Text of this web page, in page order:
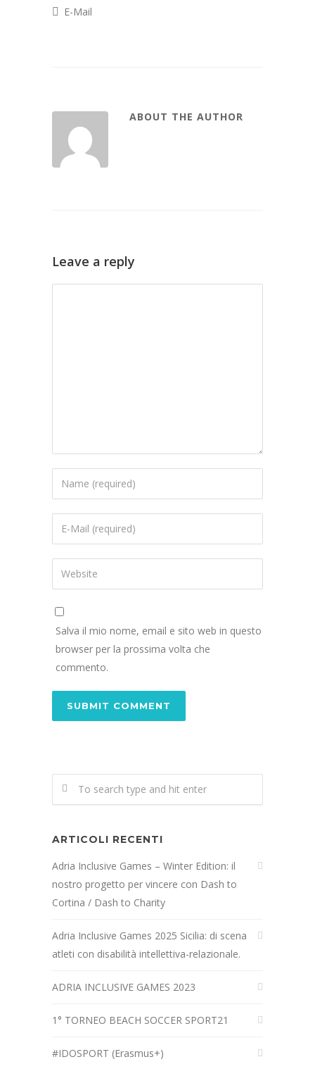
E-Mail
ABOUT THE AUTHOR
Leave a reply
Salva il mio nome, email e sito web in questo
browser per la prossima volta che
commento.
ARTICOLI RECENTI
Adria Inclusive Games – Winter Edition: il
nostro progetto per vincere con Dash to
Cortina / Dash to Charity
Adria Inclusive Games 2025 Sicilia: di scena
atleti con disabilità intellettiva-relazionale.
ADRIA INCLUSIVE GAMES 2023
1° TORNEO BEACH SOCCER SPORT21
#IDOSPORT (Erasmus+)